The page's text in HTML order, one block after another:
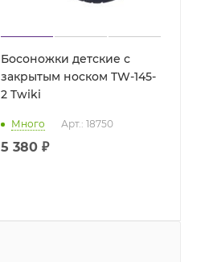
Босоножки детские с
закрытым носком TW-145-
2 Twiki
Много Арт.: 18750
5 380 ₽